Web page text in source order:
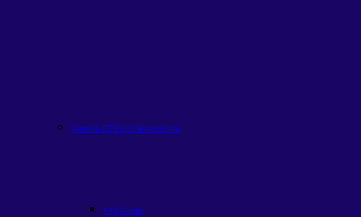
Carteira ETFs Globaisem alta
Alfa Global